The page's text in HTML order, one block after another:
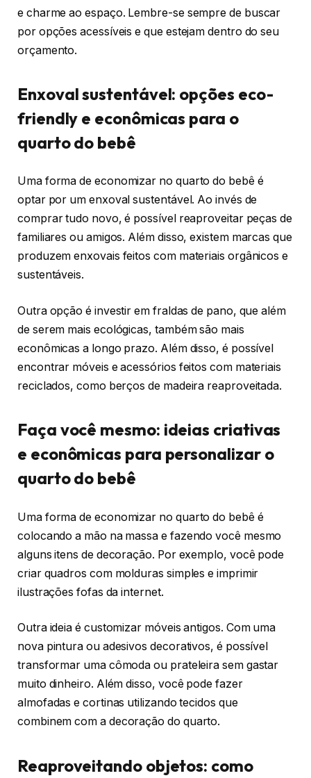
e charme ao espaço. Lembre-se sempre de buscar
por opções acessíveis e que estejam dentro do seu
orçamento.
Enxoval sustentável: opções eco-
friendly e econômicas para o
quarto do bebê
Uma forma de economizar no quarto do bebê é
optar por um enxoval sustentável. Ao invés de
comprar tudo novo, é possível reaproveitar peças de
familiares ou amigos. Além disso, existem marcas que
produzem enxovais feitos com materiais orgânicos e
sustentáveis.
Outra opção é investir em fraldas de pano, que além
de serem mais ecológicas, também são mais
econômicas a longo prazo. Além disso, é possível
encontrar móveis e acessórios feitos com materiais
reciclados, como berços de madeira reaproveitada.
Faça você mesmo: ideias criativas
e econômicas para personalizar o
quarto do bebê
Uma forma de economizar no quarto do bebê é
colocando a mão na massa e fazendo você mesmo
alguns itens de decoração. Por exemplo, você pode
criar quadros com molduras simples e imprimir
ilustrações fofas da internet.
Outra ideia é customizar móveis antigos. Com uma
nova pintura ou adesivos decorativos, é possível
transformar uma cômoda ou prateleira sem gastar
muito dinheiro. Além disso, você pode fazer
almofadas e cortinas utilizando tecidos que
combinem com a decoração do quarto.
Reaproveitando objetos: como